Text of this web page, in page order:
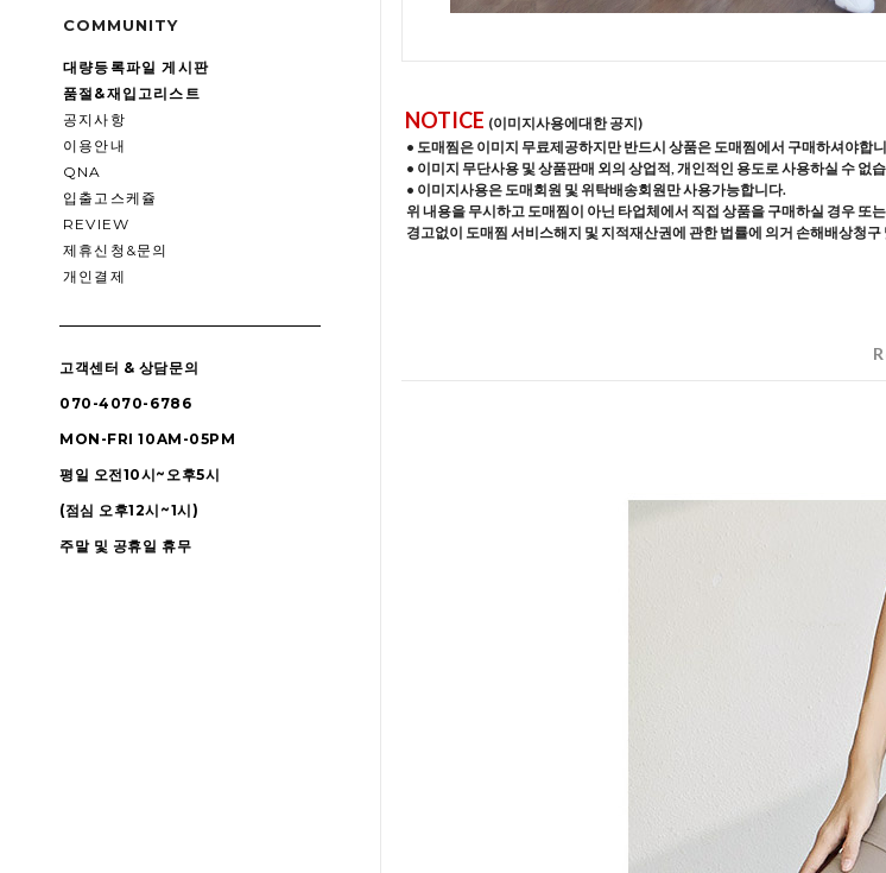
COMMUNITY
대량등록파일 게시판
품절&재입고리스트
공지사항
이용안내
QNA
입출고스케쥴
REVIEW
제휴신청&문의
개인결제
고객센터 & 상담문의
070-4070-6786
MON-FRI 10AM-05PM
평일 오전10시~오후5시
(점심 오후12시~1시)
주말 및 공휴일 휴무
NOTICE (이미지사용에대한 공지)
• 도매찜은 이미지 무료제공하지만 반드시 상품은 도매찜에서 구매하셔야합
• 이미지 무단사용 및 상품판매 외의 상업적, 개인적인 용도로 사용하실 수 없
• 이미지사용은 도매회원 및 위탁배송회원만 사용가능합니다.
위 내용을 무시하고 도매찜이 아닌 타업체에서 직접 상품을 구매하실 경우 또
경고없이 도매찜 서비스해지 및 지적재산권에 관한 법률에 의거 손해배상청